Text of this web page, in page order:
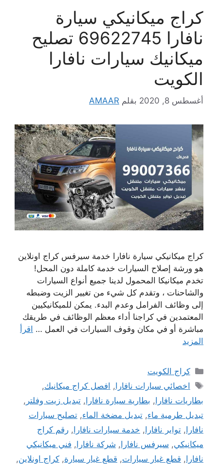
كراج ميكانيكي سيارة
نافارا 69622745 تصليح
ميكانيك سيارات نافارا
الكويت
أغسطس 8, 2020 بقلم AMAAR
كراج ميكانيكي سيارة نافارا خدمة سيرفس كراج اونلاين
هو ورشة إصلاح السيارات خدمة كاملة دون المحل!
تخدم ميكانيكا المحمول لدينا جميع أنواع السيارات
والشاحنات ، وتقدم كل شيء من تغيير الزيت وضبطه
إلى وظائف الفرامل وعدم البدء. يمكن للميكانيكيين
المعتمدين في كراجنا أداء معظم الوظائف في طريقك
مباشرة أو في مكان وقوف السيارات في العمل … اقرأ
المزيد
التصنيفات
كراج الكويت
الوسوم
اخصائي سيارات نافارا , افصل كراج ميكانيك,
بطاريات نافارا , بطارية سيارة نافارا , تبديل زيت وفلتر ,
تبديل طرمية ماء, تبديل مضخة الماء, تصليح سيارات
نافارا , تواير نافارا , خدمة سيارات نافارا , رقم كراج
ميكانيكي, سيرفس نافارا , شركة نافارا , فني ميكانيكي
نافارا , قطع غيار سيارات, قطع غيار سيارة, كراج اونلاين,